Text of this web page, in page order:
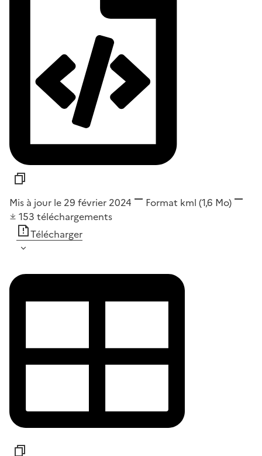
Mis à jour le 29 février 2024 Format kml (1,6 Mo)
153 téléchargements
Télécharger